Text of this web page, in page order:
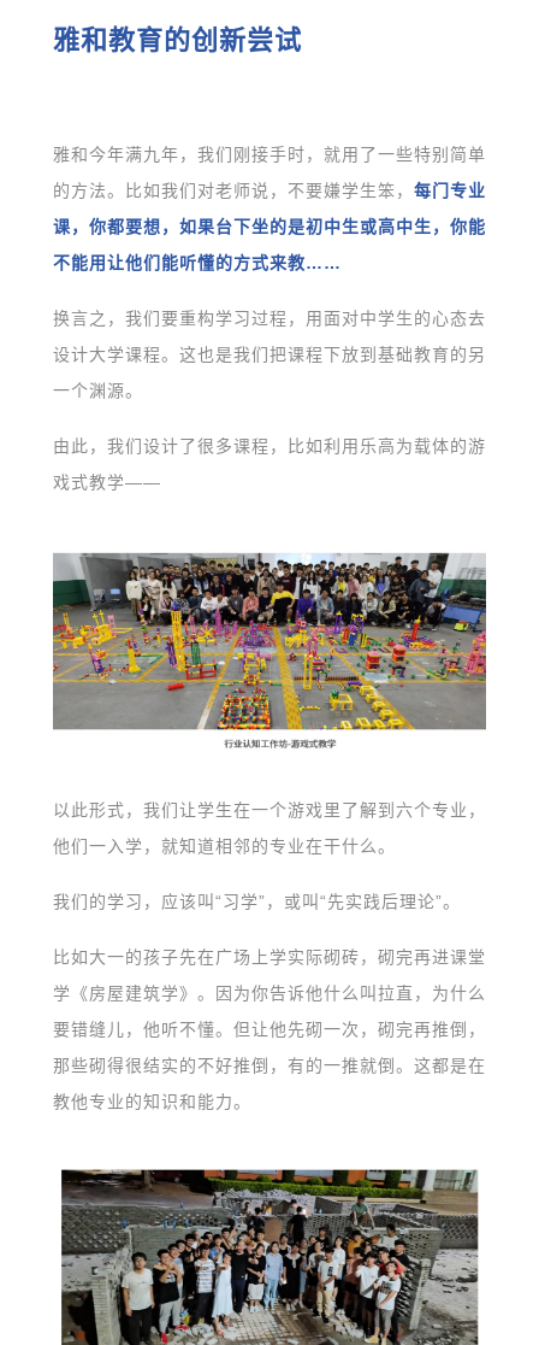
雅和教育的创新尝试
雅和今年满九年，我们刚接手时，就用了一些特别简单
的方法。比如我们对老师说，不要嫌学生笨， 每门专业
课，你都要想，如果台下坐的是初中生或高中生，你能
不能用让他们能听懂的方式来教……
换言之，我们要重构学习过程，用面对中学生的心态去
设计大学课程。这也是我们把课程下放到基础教育的另
一个渊源。
由此，我们设计了很多课程，比如利用乐高为载体的游
戏式教学——
以此形式，我们让学生在一个游戏里了解到六个专业，
他们一入学，就知道相邻的专业在干什么。
我们的学习，应该叫“习学”，或叫“先实践后理论”。
比如大一的孩子先在广场上学实际砌砖，砌完再进课堂
学《房屋建筑学》。因为你告诉他什么叫拉直，为什么
要错缝儿，他听不懂。但让他先砌一次，砌完再推倒，
那些砌得很结实的不好推倒，有的一推就倒。这都是在
教他专业的知识和能力。